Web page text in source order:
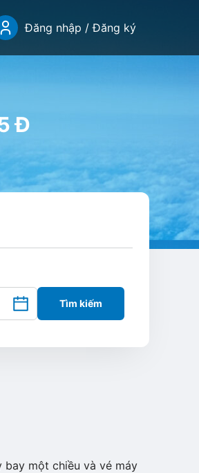
Đăng nhập / Đăng ký
Đ
Tìm kiếm
bay một chiều và vé máy